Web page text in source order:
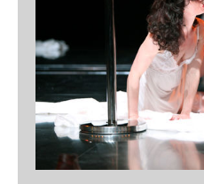
Tailored for Freedom
Theater Nestroyhof